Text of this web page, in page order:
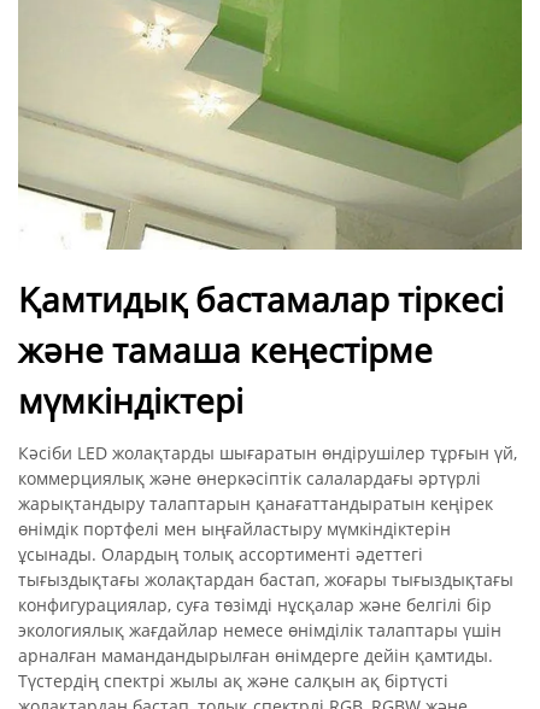
Қамтидық бастамалар тіркесі
және тамаша кеңестірме
мүмкіндіктері
Кәсіби LED жолақтарды шығаратын өндірушілер тұрғын үй,
коммерциялық және өнеркәсіптік салалардағы әртүрлі
жарықтандыру талаптарын қанағаттандыратын кеңірек
өнімдік портфелі мен ыңғайластыру мүмкіндіктерін
ұсынады. Олардың толық ассортименті әдеттегі
тығыздықтағы жолақтардан бастап, жоғары тығыздықтағы
конфигурациялар, суға төзімді нұсқалар және белгілі бір
экологиялық жағдайлар немесе өнімділік талаптары үшін
арналған мамандандырылған өнімдерге дейін қамтиды.
Түстердің спектрі жылы ақ және салқын ақ біртүсті